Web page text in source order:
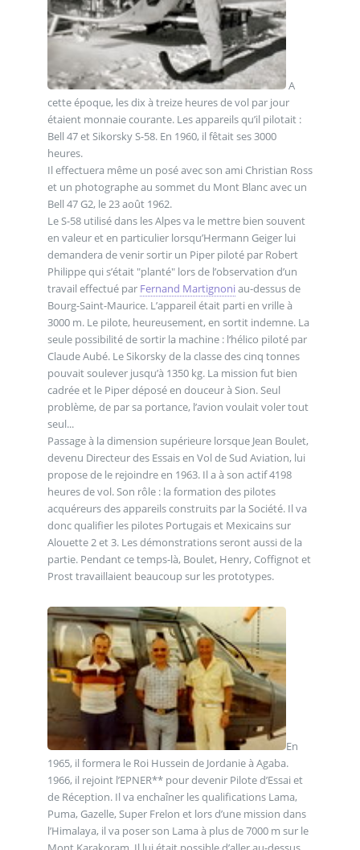
A
cette époque, les dix à treize heures de vol par jour
étaient monnaie courante. Les appareils qu’il pilotait :
Bell 47 et Sikorsky S-58. En 1960, il fêtait ses 3000
heures.
Il effectuera même un posé avec son ami Christian Ross
et un photographe au sommet du Mont Blanc avec un
Bell 47 G2, le 23 août 1962.
Le S-58 utilisé dans les Alpes va le mettre bien souvent
en valeur et en particulier lorsqu’Hermann Geiger lui
demandera de venir sortir un Piper piloté par Robert
Philippe qui s’était "planté" lors de l’observation d’un
travail effectué par Fernand Martignoni au-dessus de
Bourg-Saint-Maurice. L’appareil était parti en vrille à
3000 m. Le pilote, heureusement, en sortit indemne. La
seule possibilité de sortir la machine : l‘hélico piloté par
Claude Aubé. Le Sikorsky de la classe des cinq tonnes
pouvait soulever jusqu’à 1350 kg. La mission fut bien
cadrée et le Piper déposé en douceur à Sion. Seul
problème, de par sa portance, l’avion voulait voler tout
seul...
Passage à la dimension supérieure lorsque Jean Boulet,
devenu Directeur des Essais en Vol de Sud Aviation, lui
propose de le rejoindre en 1963. Il a à son actif 4198
heures de vol. Son rôle : la formation des pilotes
acquéreurs des appareils construits par la Société. Il va
donc qualifier les pilotes Portugais et Mexicains sur
Alouette 2 et 3. Les démonstrations seront aussi de la
partie. Pendant ce temps-là, Boulet, Henry, Coffignot et
Prost travaillaient beaucoup sur les prototypes.
En
1965, il formera le Roi Hussein de Jordanie à Agaba.
1966, il rejoint l’EPNER** pour devenir Pilote d’Essai et
de Réception. Il va enchaîner les qualifications Lama,
Puma, Gazelle, Super Frelon et lors d’une mission dans
l’Himalaya, il va poser son Lama à plus de 7000 m sur le